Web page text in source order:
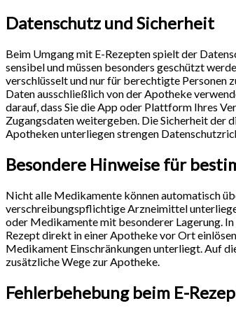
Datenschutz und Sicherheit
Beim Umgang mit E-Rezepten spielt der
sensibel und müssen besonders geschützt
verschlüsselt und nur für berechtigte Personen
Daten ausschließlich von der Apotheke
darauf, dass Sie die App oder Plattform Ihres
Zugangsdaten weitergeben. Die Sicherheit der
Apotheken unterliegen strengen
Besondere Hinweise für
Nicht alle Medikamente können automatisch
verschreibungspflichtige Arzneimittel
oder Medikamente mit besonderer Lagerung. In
Rezept direkt in einer Apotheke vor Ort
Medikament Einschränkungen unterliegt. Auf
zusätzliche Wege zur Apotheke.
Fehlerbehebung beim E-